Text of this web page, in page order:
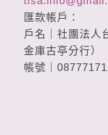
匯款帳戶：
戶名｜社團法人
金庫古亭分行）
帳號｜